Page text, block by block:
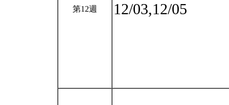
第12週 12/03,12/05